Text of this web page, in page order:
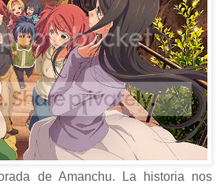
de Amanchu. La historia nos